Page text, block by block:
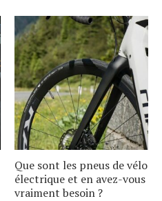
Que sont les pneus de vélo
électrique et en avez-vous
vraiment besoin ?